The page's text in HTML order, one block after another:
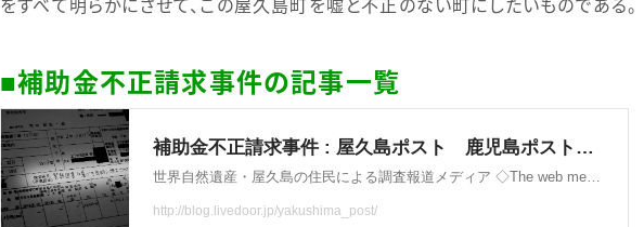
をすべて明らかにさせて、この屋久島町を嘘と不正のない町にしたいものである。
■補助金不正請求事件の記事一覧